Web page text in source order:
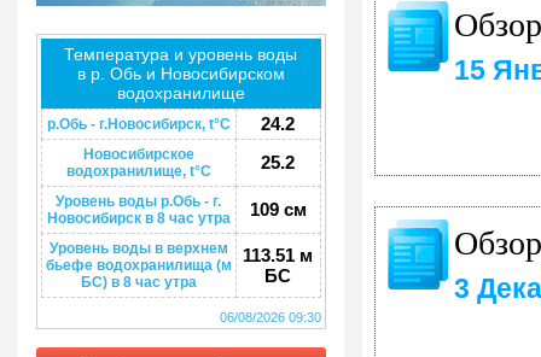
Температура и уровень воды
в р. Обь и Новосибирском
водохранилище
р.Обь - г.Новосибирск, t°C 24.2
Новосибирское
водохранилище, t°C
25.2
Уровень воды р.Обь - г.
Новосибирск в 8 час утра
109 см
Уровень воды в верхнем
бьефе водохранилища (м
БС) в 8 час утра
113.51 м
БС
06/08/2026 09:30
15
3